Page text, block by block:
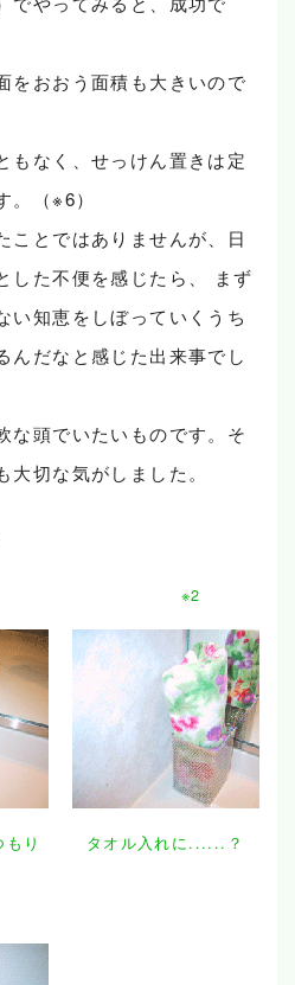
をおおう面積も大きいので
もなく、せっけん置きは定
。（※6）
ことではありませんが、日
した不便を感じたら、 まず
い知恵をしぼっていくうち
んだなと感じた出来事でし
な頭でいたいものです。そ
大切な気がしました。
※2
り
タオル入れに......？ →